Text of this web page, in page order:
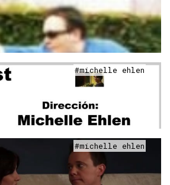
#michelle ehlen
#michelle ehlen